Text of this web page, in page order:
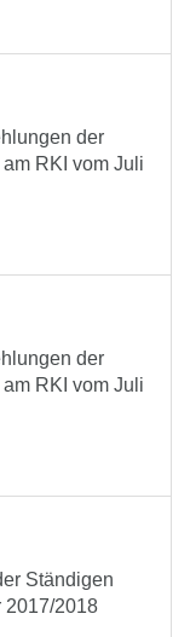
der
RKI vom Juli
der
RKI vom Juli
Ständigen
2017/2018